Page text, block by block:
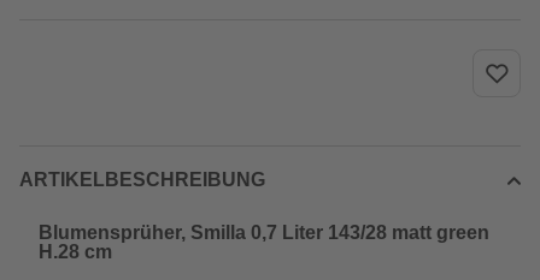
ARTIKELBESCHREIBUNG
Blumensprüher, Smilla 0,7 Liter 143/28 matt green
H.28 cm